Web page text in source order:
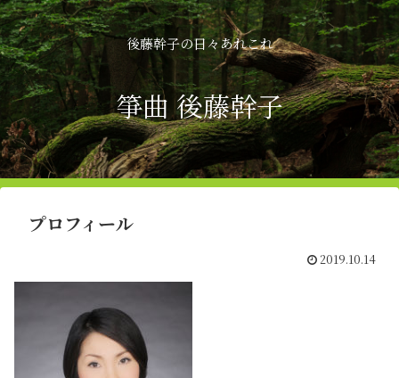
後藤幹子の日々あれこれ
箏曲 後藤幹子
プロフィール
2019.10.14